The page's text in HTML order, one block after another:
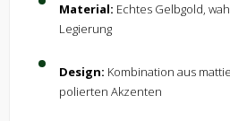
Material: Echtes Gelbgold,
Legierung
Design: Kombination aus
polierten Akzenten